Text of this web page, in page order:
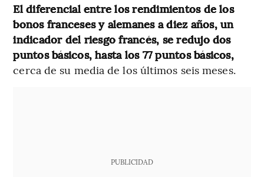
El diferencial entre los rendimientos de los
bonos franceses y alemanes a diez años, un
indicador del riesgo francés, se redujo dos
puntos básicos, hasta los 77 puntos básicos,
cerca de su media de los últimos seis meses.
PUBLICIDAD